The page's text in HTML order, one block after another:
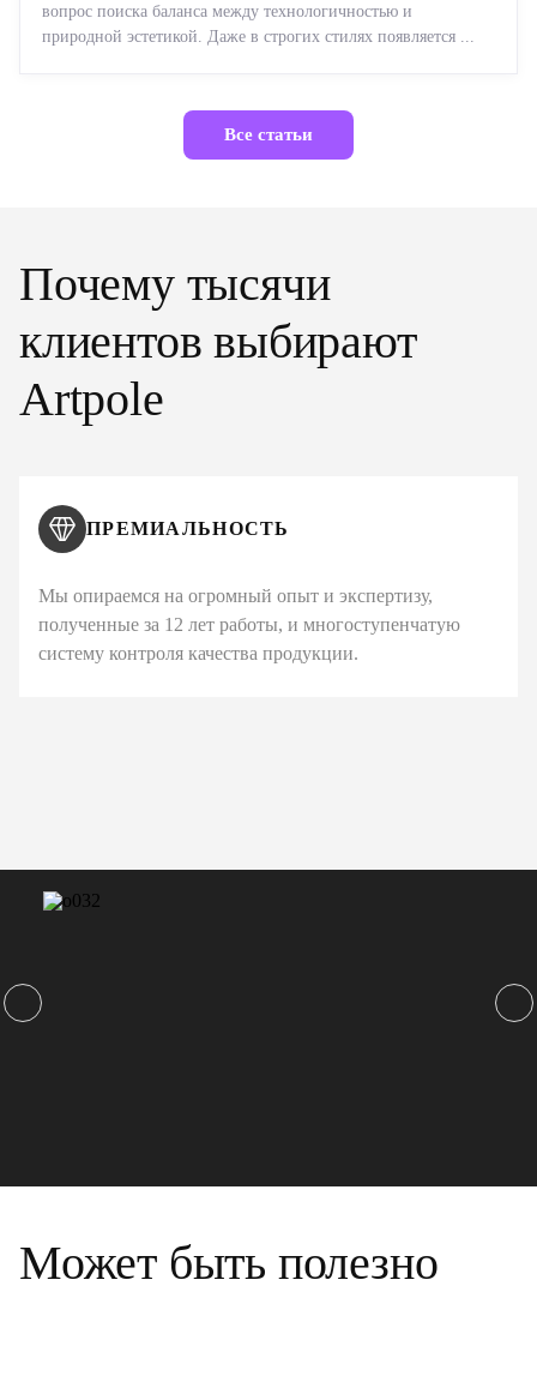
вопрос поиска баланса между технологичностью и
природной эстетикой. Даже в строгих стилях появляется ...
Все статьи
Почему тысячи
клиентов выбирают
Artpole
ПРЕМИАЛЬНОСТЬ
Мы опираемся на огромный опыт и экспертизу,
полученные за 12 лет работы, и многоступенчатую
систему контроля качества продукции.
Может быть полезно